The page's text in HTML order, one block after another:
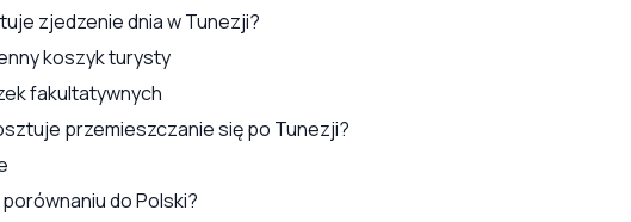
zjedzenie dnia w Tunezji?
koszyk turysty
fakultatywnych
przemieszczanie się po Tunezji?
do Polski?